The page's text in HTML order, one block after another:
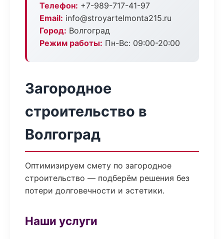
Телефон: +7-989-717-41-97
Email: info@stroyartelmonta215.ru
Город: Волгоград
Режим работы: Пн-Вс: 09:00-20:00
Загородное
строительство в
Волгоград
Оптимизируем смету по загородное
строительство — подберём решения без
потери долговечности и эстетики.
Наши услуги